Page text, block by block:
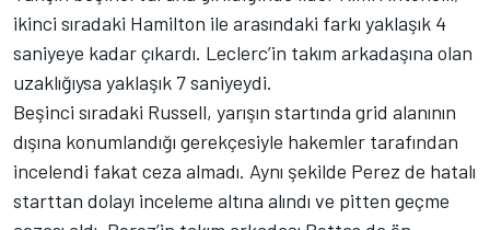
ikinci sıradaki Hamilton ile arasındaki farkı yaklaşık 4
saniyeye kadar çıkardı. Leclerc’in takım arkadaşına olan
uzaklığıysa yaklaşık 7 saniyeydi.
Beşinci sıradaki Russell, yarışın startında grid alanının
dışına konumlandığı gerekçesiyle hakemler tarafından
incelendi fakat ceza almadı. Aynı şekilde Perez de hatalı
starttan dolayı inceleme altına alındı ve pitten geçme